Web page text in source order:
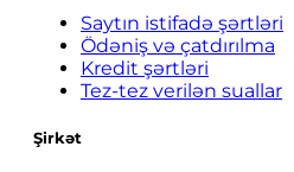
Saytın istifadə şərtləri
Ödəniş və çatdırılma
Kredit şərtləri
Tez-tez verilən suallar
Şirkət